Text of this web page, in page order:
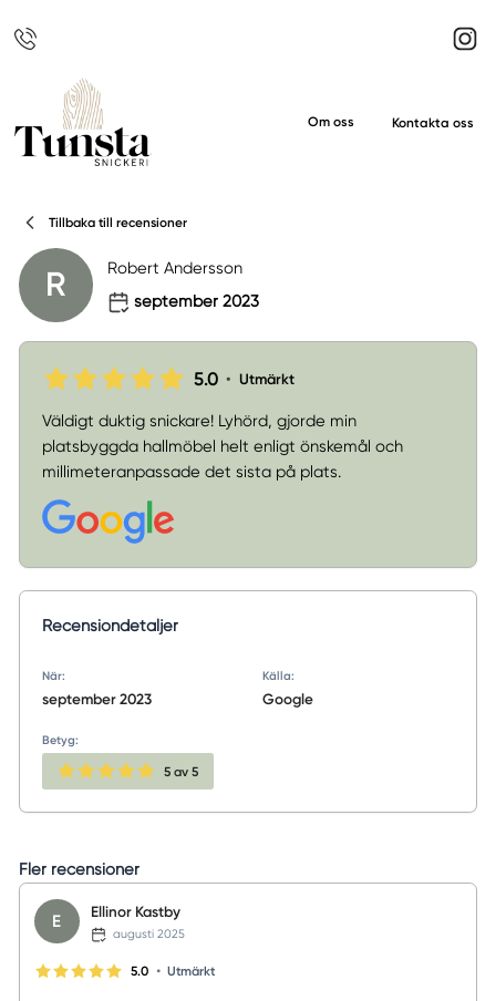
Om oss Kontakta oss
Tillbaka till recensioner
R
Robert Andersson
september 2023
5.0 • Utmärkt
Väldigt duktig snickare! Lyhörd, gjorde min
platsbyggda hallmöbel helt enligt önskemål och
millimeteranpassade det sista på plats.
Recensiondetaljer
När:
september 2023
Källa:
Google
Betyg:
5av 5
Fler recensioner
E Ellinor Kastby
augusti 2025
5.0 • Utmärkt